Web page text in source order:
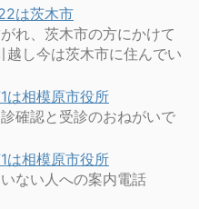
は茨木市
れ、茨木市の方にかけて
越し今は茨木市に住んでい
は相模原市役所
確認と受診のおねがいで
は相模原市役所
ない人への案内電話